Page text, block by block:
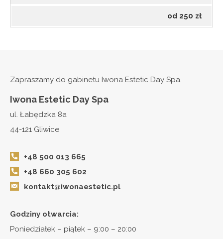
od 250 zł
Zapraszamy do gabinetu Iwona Estetic Day Spa.
Iwona Estetic Day Spa
ul. Łabędzka 8a
44-121 Gliwice
+48 500 013 665
+48 660 305 602
kontakt@iwonaestetic.pl
Godziny otwarcia:
Poniedziałek – piątek – 9:00 – 20:00